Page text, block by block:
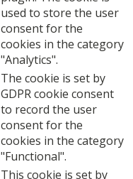
used to store the user
consent for the
cookies in the category
"Analytics".
The cookie is set by
GDPR cookie consent
to record the user
consent for the
cookies in the category
"Functional".
This cookie is set by